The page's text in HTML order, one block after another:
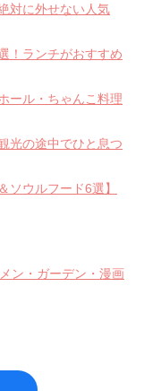
対に外せない人気
！ランチがおすすめ
ール・ちゃんこ料理
光の途中でひと息つ
ソウルフード6選】
ン・ガーデン・漫画